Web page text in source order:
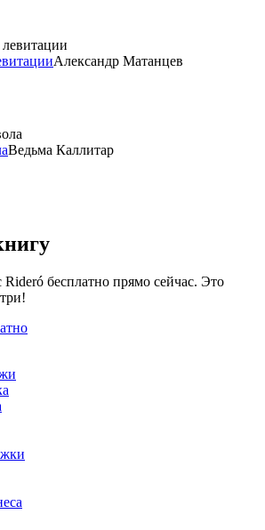
Александр Матанцев
Ведьма Каллитар
бесплатно прямо сейчас. Это